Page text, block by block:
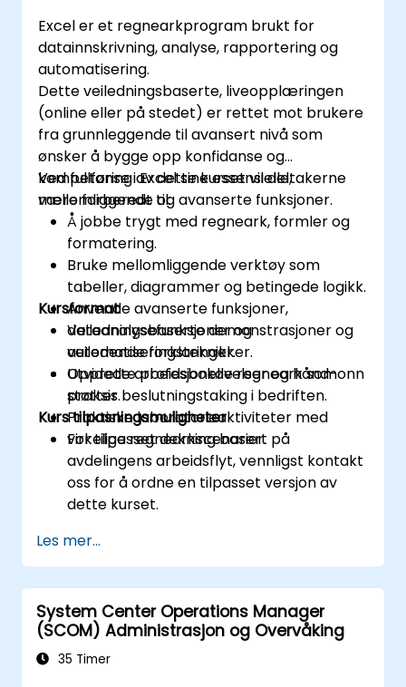
Excel er et regnearkprogram brukt for
datainnskrivning, analyse, rapportering og
automatisering.
Dette veiledningsbaserte, liveopplæringen
(online eller på stedet) er rettet mot brukere
fra grunnleggende til avansert nivå som
ønsker å bygge opp konfidanse og
kompetanse i Excel sine essensielle,
mellomliggende og avanserte funksjoner.
Ved fullføring av dette kurset vil deltakerne
være forberedt til:
Å jobbe trygt med regneark, formler og
formatering.
Bruke mellomliggende verktøy som
tabeller, diagrammer og betingede logikk.
Anvende avanserte funksjoner,
dataanalysefunksjoner og
automatiseringsteknikker.
Opprette profesjonelle regneark som
støtter beslutningstaking i bedriften.
Kursformat
Veiledningsbaserte demonstrasjoner og
veiledende forklaringer.
Utvidede arbeidsbokøvelser og hånd-onn
praksis.
Praktiske laboratorieaktiviteter med
virkelige regnearkscenarier.
Kurs tilpasningsmuligheter
For tilpasset dekning basert på
avdelingens arbeidsflyt, vennligst kontakt
oss for å ordne en tilpasset versjon av
dette kurset.
Les mer...
System Center Operations Manager
(SCOM) Administrasjon og Overvåking
35 Timer